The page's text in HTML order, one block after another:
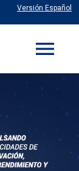
Versión Español
menu